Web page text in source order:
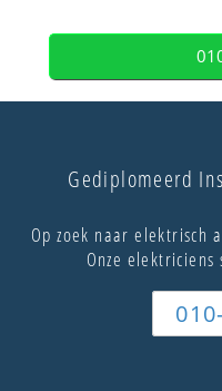
Gediplomeerd
Op zoek naar elektrisch
Onze